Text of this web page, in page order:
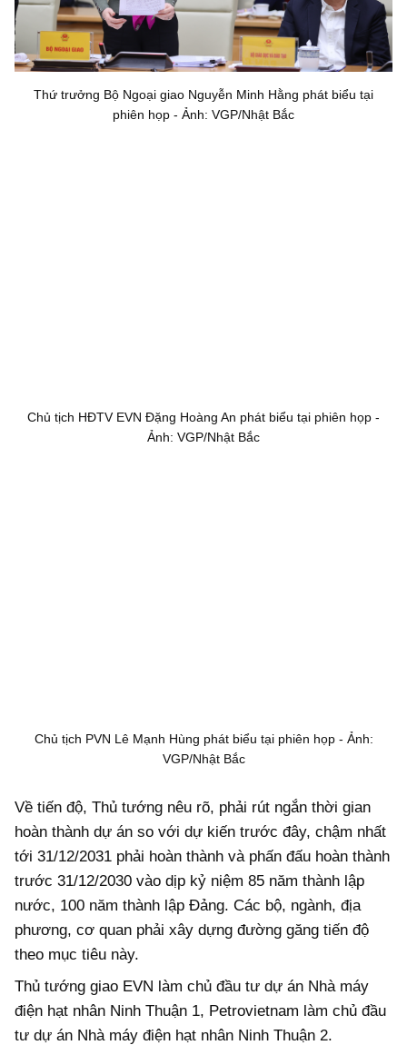
Thứ trưởng Bộ Ngoại giao Nguyễn Minh Hằng phát biểu tại
phiên họp - Ảnh: VGP/Nhật Bắc
Chủ tịch HĐTV EVN Đặng Hoàng An phát biểu tại phiên họp -
Ảnh: VGP/Nhật Bắc
Chủ tịch PVN Lê Mạnh Hùng phát biểu tại phiên họp - Ảnh:
VGP/Nhật Bắc
Về tiến độ, Thủ tướng nêu rõ, phải rút ngắn thời gian
hoàn thành dự án so với dự kiến trước đây, chậm nhất
tới 31/12/2031 phải hoàn thành và phấn đấu hoàn thành
trước 31/12/2030 vào dịp kỷ niệm 85 năm thành lập
nước, 100 năm thành lập Đảng. Các bộ, ngành, địa
phương, cơ quan phải xây dựng đường găng tiến độ
theo mục tiêu này.
Thủ tướng giao EVN làm chủ đầu tư dự án Nhà máy
điện hạt nhân Ninh Thuận 1, Petrovietnam làm chủ đầu
tư dự án Nhà máy điện hạt nhân Ninh Thuận 2.